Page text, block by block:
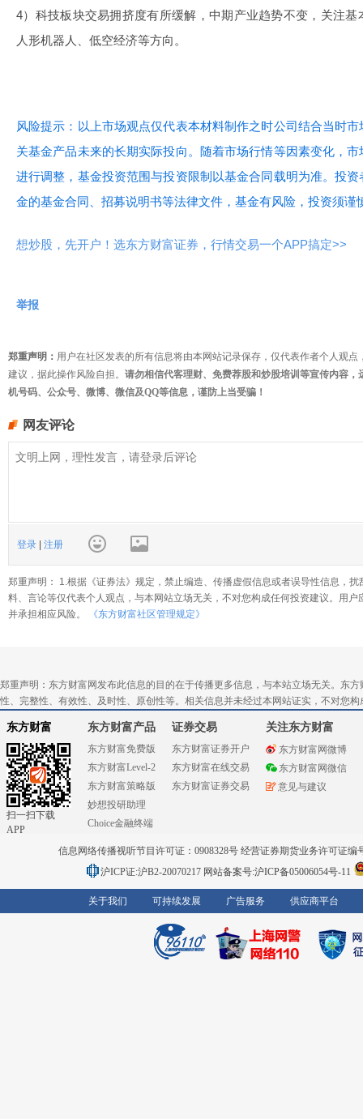
4）科技板块交易拥挤度有所缓解，中期产业趋势不变，关注
人形机器人、低空经济等方向。
风险提示：以上市场观点仅代表本材料制作之时公司结合当时
关基金产品未来的长期实际投向。随着市场行情等因素变化，
进行调整，基金投资范围与投资限制以基金合同载明为准。投
金的基金合同、招募说明书等法律文件，基金有风险，投资须谨
想炒股，先开户！选东方财富证券，行情交易一个APP搞定>>
举报
郑重声明： 用户在社区发表的所有信息将由本网站记录保存，仅代表作者个人观
建议，据此操作风险自担。 请勿相信代客理财、免费荐股和炒股培训等宣传内容
机号码、公众号、微博、微信及QQ等信息，谨防上当受骗！
网友评论
登录 注册
郑重声明： 1.根据《证券法》规定，禁止编造、传播虚假信息或者误导性信息，
料、言论等仅代表个人观点，与本网站立场无关，不对您构成任何投资建议。用
并承担相应风险。
《东方财富社区管理规定》
郑重声明：东方财富网发布此信息的目的在于传播更多信息，与本站立场无关。东
性、完整性、有效性、及时性、原创性等。相关信息并未经过本网站证实，不对您
东方财富
扫一扫下载
APP
东方财富产品
东方财富免费版
东方财富Level-2
东方财富策略版
妙想投研助理
Choice金融终端
证券交易
东方财富证券开户
东方财富在线交易
东方财富证券交易
关注东方财富
东方财富网微博
东方财富网微信
意见与建议
信息网络传播视听节目许可证：0908328号 经营证券期货业务许可证编
沪ICP证:沪B2-20070217 网站备案号:沪ICP备05006054号-11
关于我们 可持续发展 广告服务 供应商平台